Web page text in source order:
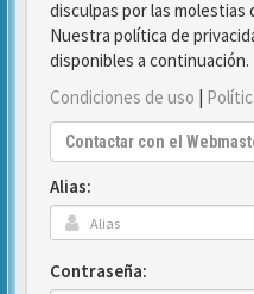
disculpas por las molestias
Nuestra política de
disponibles a continuación.
Condiciones de uso |
Contactar con el
Alias:
Contraseña: